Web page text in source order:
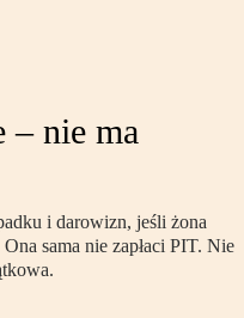
– nie ma
i darowizn, jeśli żona
sama nie zapłaci PIT. Nie